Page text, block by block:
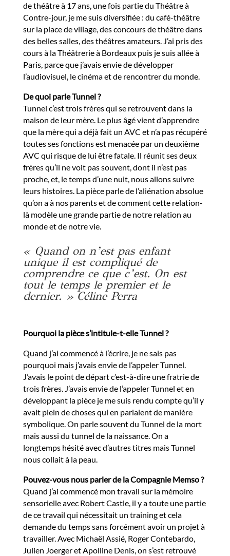
de théâtre à 17 ans, une fois partie du Théâtre à
Contre-jour, je me suis diversifiée : du café-théâtre
sur la place de village, des concours de théâtre dans
des belles salles, des théâtres amateurs. J’ai pris des
cours à la Théâtrerie à Bordeaux puis je suis allée à
Paris, parce que j’avais envie de développer
l’audiovisuel, le cinéma et de rencontrer du monde.
De quoi parle Tunnel ?
Tunnel c’est trois frères qui se retrouvent dans la
maison de leur mère. Le plus âgé vient d’apprendre
que la mère qui a déjà fait un AVC et n’a pas récupéré
toutes ses fonctions est menacée par un deuxième
AVC qui risque de lui être fatale. Il réunit ses deux
frères qu’il ne voit pas souvent, dont il n’est pas
proche, et, le temps d’une nuit, nous allons suivre
leurs histoires. La pièce parle de l’aliénation absolue
qu’on a à nos parents et de comment cette relation-
là modèle une grande partie de notre relation au
monde et de notre vie.
« Quand on n’est pas enfant
unique il est compliqué de
comprendre ce que c’est. On est
tout le temps le premier et le
dernier. » Céline Perra
Pourquoi la pièce s’intitule-t-elle Tunnel ?
Quand j’ai commencé à l’écrire, je ne sais pas
pourquoi mais j’avais envie de l’appeler Tunnel.
J’avais le point de départ c’est-à-dire une fratrie de
trois frères. J’avais envie de l’appeler Tunnel et en
développant la pièce je me suis rendu compte qu’il y
avait plein de choses qui en parlaient de manière
symbolique. On parle souvent du Tunnel de la mort
mais aussi du tunnel de la naissance. On a
longtemps hésité avec d’autres titres mais Tunnel
nous collait à la peau.
Pouvez-vous nous parler de la Compagnie Memso ?
Quand j’ai commencé mon travail sur la mémoire
sensorielle avec Robert Castle, il y a toute une partie
de ce travail qui nécessitait un training et cela
demande du temps sans forcément avoir un projet à
travailler. Avec Michaël Assié, Roger Contebardo,
Julien Joerger et Apolline Denis, on s’est retrouvé